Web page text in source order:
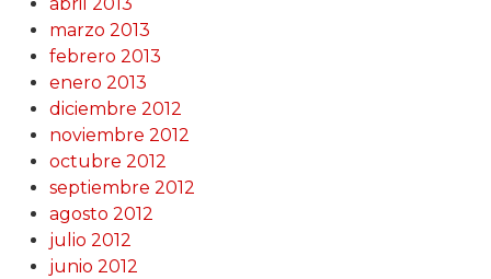
abril 2013
marzo 2013
febrero 2013
enero 2013
diciembre 2012
noviembre 2012
octubre 2012
septiembre 2012
agosto 2012
julio 2012
junio 2012